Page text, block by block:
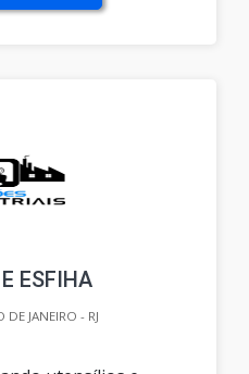
ESFIHA
JANEIRO - RJ